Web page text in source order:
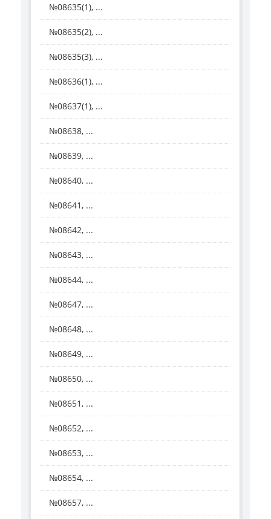
№08635(1), ...
№08635(2), ...
№08635(3), ...
№08636(1), ...
№08637(1), ...
№08638, ...
№08639, ...
№08640, ...
№08641, ...
№08642, ...
№08643, ...
№08644, ...
№08647, ...
№08648, ...
№08649, ...
№08650, ...
№08651, ...
№08652, ...
№08653, ...
№08654, ...
№08657, ...